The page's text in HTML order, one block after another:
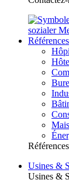
Références
Références
Usines &
Usines &